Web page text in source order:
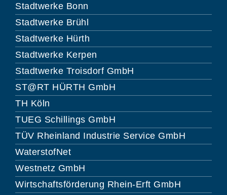
Stadtwerke Bonn
Stadtwerke Brühl
Stadtwerke Hürth
Stadtwerke Kerpen
Stadtwerke Troisdorf GmbH
ST@RT HÜRTH GmbH
TH Köln
TUEG Schillings GmbH
TÜV Rheinland Industrie Service GmbH
WaterstofNet
Westnetz GmbH
Wirtschaftsförderung Rhein-Erft GmbH